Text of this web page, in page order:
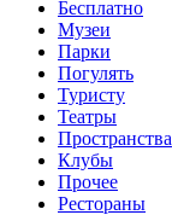
Бесплатно
Музеи
Парки
Погулять
Туристу
Театры
Пространства
Клубы
Прочее
Рестораны